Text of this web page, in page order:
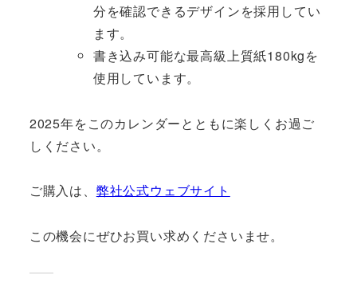
分を確認できるデザインを採用してい
ます。
書き込み可能な最高級上質紙180kgを
使用しています。
2025年をこのカレンダーとともに楽しくお過ご
しください。
ご購入は、 弊社公式ウェブサイト
この機会にぜひお買い求めくださいませ。